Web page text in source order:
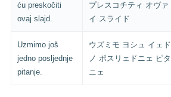
ću preskočiti
ovaj slajd.
プレスコチティ オヴァ
イ スライド
Uzmimo još
jedno posljednje
pitanje.
ウズミモ ヨシュ イェド
ノ ポスリェドニェ ピタ
ニェ